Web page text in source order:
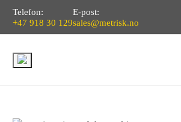
Telefon:
+47 918 30 129
E-post:
sales@metrisk.no